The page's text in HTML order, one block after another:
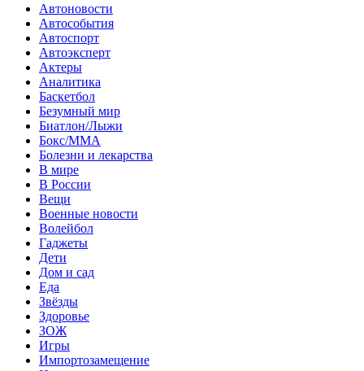
Автоновости
Автособытия
Автоспорт
Автоэксперт
Актеры
Аналитика
Баскетбол
Безумный мир
Биатлон/Лыжи
Бокс/MMA
Болезни и лекарства
В мире
В России
Вещи
Военные новости
Волейбол
Гаджеты
Дети
Дом и сад
Еда
Звёзды
Здоровье
ЗОЖ
Игры
Импортозамещение